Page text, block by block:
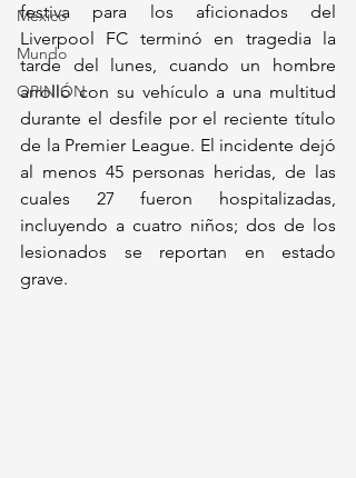
México
Mundo
OPINIÓN
festiva para los aficionados del
Liverpool FC terminó en tragedia la
tarde del lunes, cuando un hombre
arrolló con su vehículo a una multitud
durante el desfile por el reciente título
de la Premier League. El incidente dejó
al menos 45 personas heridas, de las
cuales 27 fueron hospitalizadas,
incluyendo a cuatro niños; dos de los
lesionados se reportan en estado
grave.